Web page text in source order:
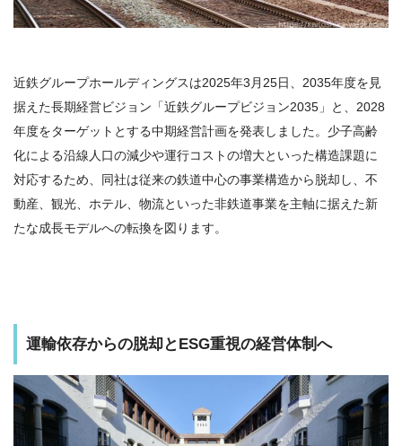
近鉄グループホールディングスは2025年3月25日、2035年度を見
据えた長期経営ビジョン「近鉄グループビジョン2035」と、2028
年度をターゲットとする中期経営計画を発表しました。少子高齢
化による沿線人口の減少や運行コストの増大といった構造課題に
対応するため、同社は従来の鉄道中心の事業構造から脱却し、不
動産、観光、ホテル、物流といった非鉄道事業を主軸に据えた新
たな成長モデルへの転換を図ります。
運輸依存からの脱却とESG重視の経営体制へ